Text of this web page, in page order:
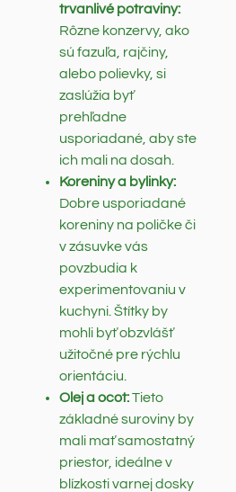
trvanlivé potraviny:
Rôzne konzervy, ako
sú fazuľa, rajčiny,
alebo polievky, si
zaslúžia byť
prehľadne
usporiadané, aby ste
ich mali na dosah.
Koreniny a bylinky:
Dobre usporiadané
koreniny na poličke či
v zásuvke vás
povzbudia k
experimentovaniu v
kuchyni. Štítky by
mohli byť obzvlášť
užitočné pre rýchlu
orientáciu.
Olej a ocot:Tieto
základné suroviny by
mali mať samostatný
priestor, ideálne v
blízkosti varnej dosky